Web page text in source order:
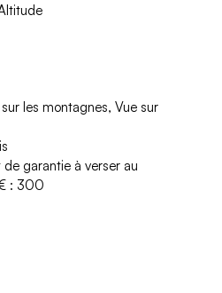
les montagnes Vue sur
de garantie à verser au
: 300